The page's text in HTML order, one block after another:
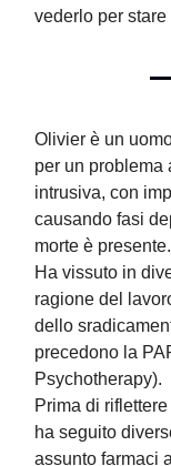
vederlo per stare
Olivier è un
per un problema
intrusiva, con
causando fasi
morte è presente.
Ha vissuto in
ragione del
dello
precedono la
Psychotherapy).
Prima di
ha seguito
assunto farmaci